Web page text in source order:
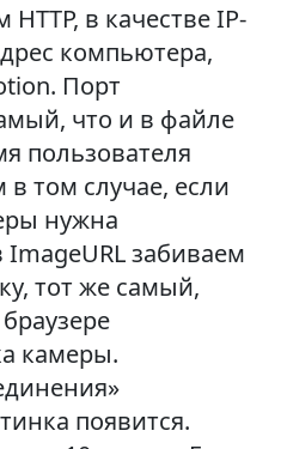
в качестве IP-
компьютера,
Порт
что и в файле
пользователя
том случае, если
нужна
забиваем
тот же самый,
камеры.
появится.